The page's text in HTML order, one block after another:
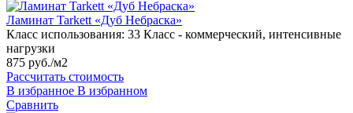
Ламинат Tarkett «Дуб Небраска»
Класс использования: 33 Класс - коммерческий, интенсивные
нагрузки
875 руб./м2
Рассчитать стоимость
В избранное В избранном
Сравнить